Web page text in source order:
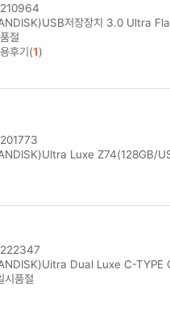
저장장치 3.0 Ultra
절
후기(1)
Luxe Z74(128GB/
Dual Luxe C-TYPE
시품절